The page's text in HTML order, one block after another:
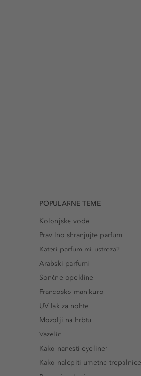
POPULARNE TEME
Kolonjske vode
Pravilno shranjujte parfum
Kateri parfum mi ustreza?
Arabski parfumi
Sončne opekline
Francosko manikuro
UV lak za nohte
Mozolji na hrbtu
Vazelin
Kako nanesti eyeliner
Kako nalepiti umetne trepalnice